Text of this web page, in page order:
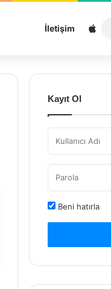
İletişim
Kayıt Ol
Beni hatırla